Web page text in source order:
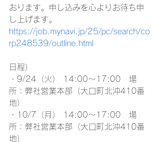
おります。申し込みを心よりお待ち申
し上げます。
https://job.mynavi.jp/25/pc/search/co
rp248539/outline.html
日程）
・9/24（火） 14:00～17:00　場
所：弊社営業本部（大口町北沖410番
地）
・10/7（月） 14:00～17:00　場
所：弊社営業本部（大口町北沖410番
地）